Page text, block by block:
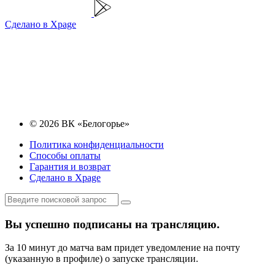
Сделано в Xpage
© 2026 ВК «Белогорье»
Политика конфиденциальности
Способы оплаты
Гарантия и возврат
Сделано в Xpage
Вы успешно подписаны на трансляцию.
За 10 минут до матча вам придет уведомление на почту
(указанную в профиле) о запуске трансляции.